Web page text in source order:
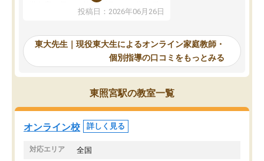
供も家に帰って勉強の話すると嫌な反
応を示します。東大先生にお願いして
れるので、親としても安心です。毎日
使える自習室とかもあり、わからない
ところがあれば先生が回答してくれる
のも重宝しています。
投稿日：2026年06月26日
自習室が毎日使えていつ
るのが心強かったよう
謝です。
東大先生｜現役東大生によるオンライン家庭教師・
個別指導の口コミをもっとみる
東照宮駅の教室一覧
オンライン校 詳しく見る
対応エリア 全国